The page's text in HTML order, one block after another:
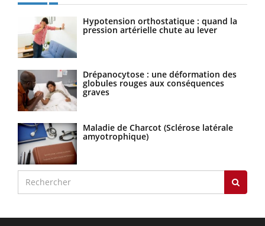
Hypotension orthostatique : quand la
pression artérielle chute au lever
Drépanocytose : une déformation des
globules rouges aux conséquences
graves
Maladie de Charcot (Sclérose latérale
amyotrophique)